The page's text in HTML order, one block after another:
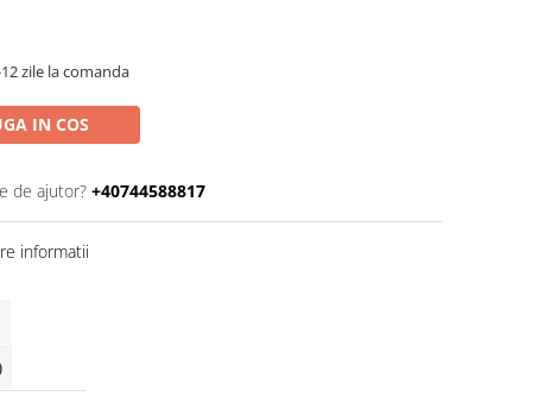
zile la comanda
IN COS
de ajutor? +40744588817
informatii